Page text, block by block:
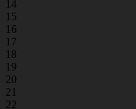
14
15
16
17
18
19
20
21
22